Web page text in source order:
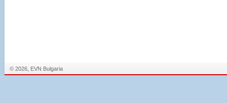
© 2026, EVN Bulgaria